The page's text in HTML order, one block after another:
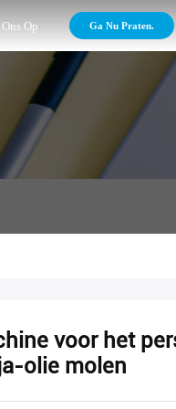
Op Ga Nu Praten.
voor het
olie molen